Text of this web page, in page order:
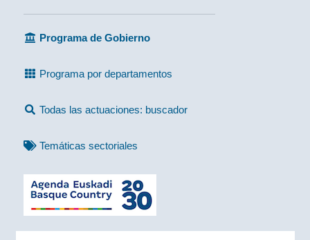
Programa de Gobierno
Programa por departamentos
Todas las actuaciones: buscador
Temáticas sectoriales